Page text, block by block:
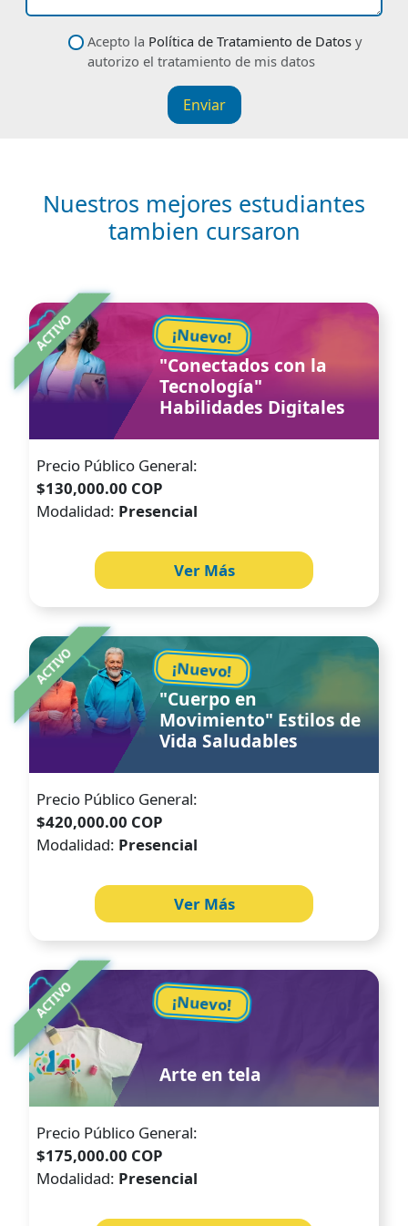
Descríbenos tu petición
datos
Acepto la Política de Tratamiento de Datosy
autorizo el tratamiento de mis datos
Enviar
Nuestros mejores estudiantes
tambien cursaron
ACTIVO ¡Nuevo!
Image
"Conectados con la
Tecnología"
Habilidades Digitales
Precio Público General:
$130,000.00 COP
Modalidad: Presencial
Ver Más
ACTIVO ¡Nuevo!
Image
"Cuerpo en
Movimiento" Estilos de
Vida Saludables
Precio Público General:
$420,000.00 COP
Modalidad: Presencial
Ver Más
ACTIVO ¡Nuevo!
Image
Arte en tela
Precio Público General:
$175,000.00 COP
Modalidad: Presencial